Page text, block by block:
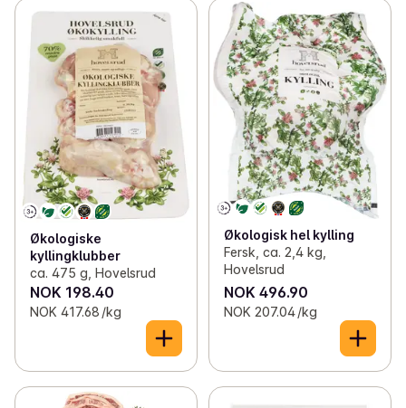
Økologiske
kyllingklubber
ca. 475 g, Hovelsrud
NOK 198.40
NOK 417.68 /kg
Økologisk hel kylling
Fersk, ca. 2,4 kg,
Hovelsrud
NOK 496.90
NOK 207.04 /kg